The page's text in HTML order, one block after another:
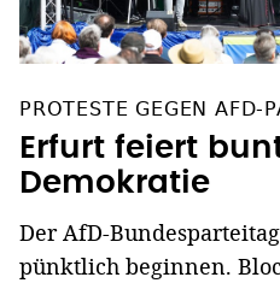
PROTESTE GEGEN AFD-
Erfurt feiert
Demokratie
Der AfD-
pünktlich beginnen.